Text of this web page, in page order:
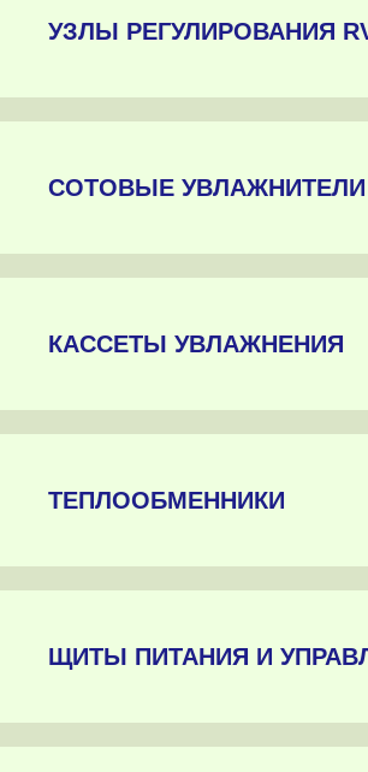
УЗЛЫ РЕГУЛИРОВАНИЯ
СОТОВЫЕ УВЛАЖНИТЕЛИ
КАССЕТЫ УВЛАЖНЕНИЯ
ТЕПЛООБМЕННИКИ
ЩИТЫ ПИТАНИЯ И